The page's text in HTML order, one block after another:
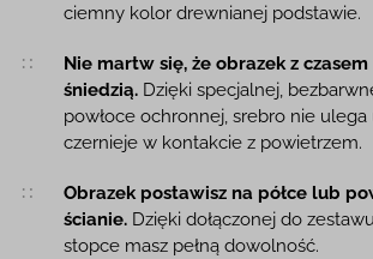
ciemny kolor drewnianej podstawie.
Nie martw się, że obrazek z
śniedzią.Dzięki specjalnej,
powłoce ochronnej, srebro nie
czernieje w kontakcie z powietrzem.
Obrazek postawisz na półce lub
ścianie.Dzięki dołączonej do
stopce masz pełną dowolność.